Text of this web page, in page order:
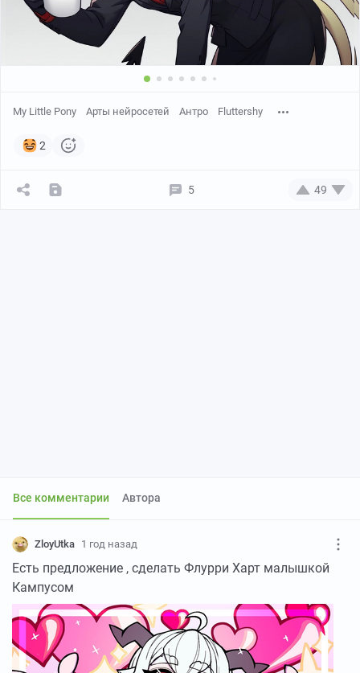
My Little Pony Арты нейросетей Антро Fluttershy
2
5 49
Все комментарии Автора
ZloyUtka 1 год назад
Есть предложение , сделать Флурри Харт малышкой
Кампусом